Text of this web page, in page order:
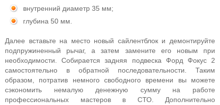
внутренний диаметр 35 мм;
глубина 50 мм.
Далее вставьте на место новый сайлентблок и демонтируйте
подпружиненный рычаг, а затем замените его новым при
необходимости. Собирается задняя подвеска Форд Фокус 2
самостоятельно в обратной последовательности. Таким
образом, потратив немного свободного времени вы можете
сэкономить немалую денежную сумму на работе
профессиональных мастеров в СТО. Дополнительно